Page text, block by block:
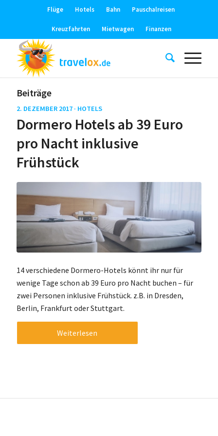
Flüge Hotels Bahn Pauschalreisen
Kreuzfahrten Mietwagen Finanzen
Beiträge
2. DEZEMBER 2017 · HOTELS
Dormero Hotels ab 39 Euro
pro Nacht inklusive
Frühstück
14 verschiedene Dormero-Hotels könnt ihr nur für
wenige Tage schon ab 39 Euro pro Nacht buchen – für
zwei Personen inklusive Frühstück. z.B. in Dresden,
Berlin, Frankfurt oder Stuttgart.
Weiterlesen